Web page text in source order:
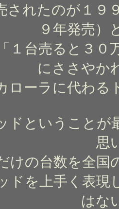
されたのが１９
９年発売）
１台売ると３０
にささやか
ローラに代わる
ドということが
思
けの台数を全国
ドを上手く表現
はな